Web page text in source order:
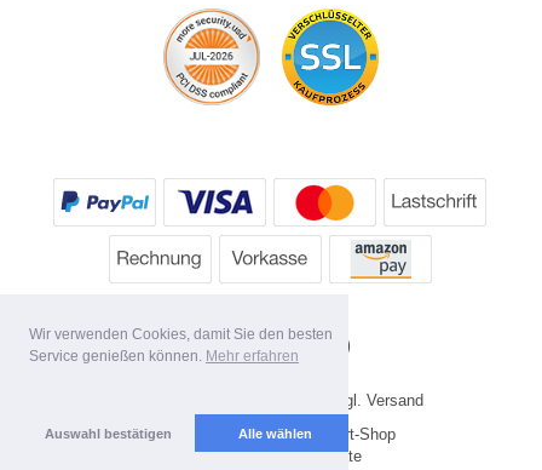
Wir verwenden Cookies, damit Sie den besten
Service genießen können. Mehr erfahren
Auswahl bestätigen Alle wählen
* Alle Preise inkl. MwSt. evtl. zzgl. Versand
Copyright 2026 by HP's Sport-Shop
Mobile Shop by Shopgate